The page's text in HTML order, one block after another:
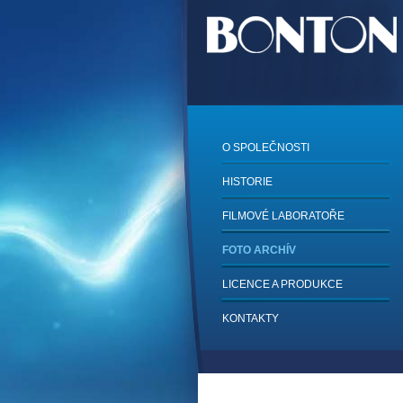
O SPOLEČNOSTI
HISTORIE
FILMOVÉ LABORATOŘE
FOTO ARCHÍV
LICENCE A PRODUKCE
KONTAKTY